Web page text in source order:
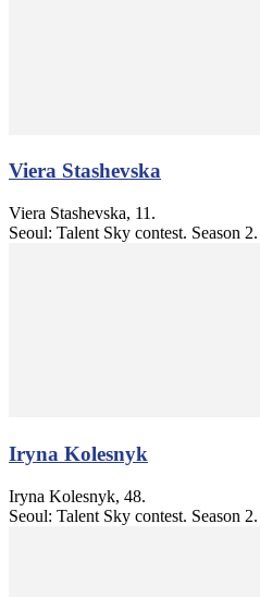
Viera Stashevska
Viera Stashevska, 11.
Seoul: Talent Sky contest. Season 2.
Iryna Kolesnyk
Iryna Kolesnyk, 48.
Seoul: Talent Sky contest. Season 2.